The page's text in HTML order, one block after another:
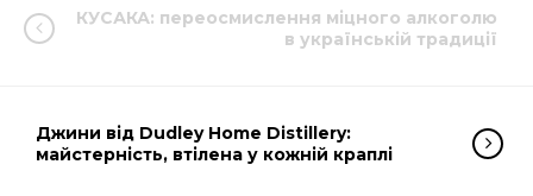
КУСАКА: переосмислення міцного алкоголю
в українській традиції
Джини від Dudley Home Distillery:
майстерність, втілена у кожній краплі